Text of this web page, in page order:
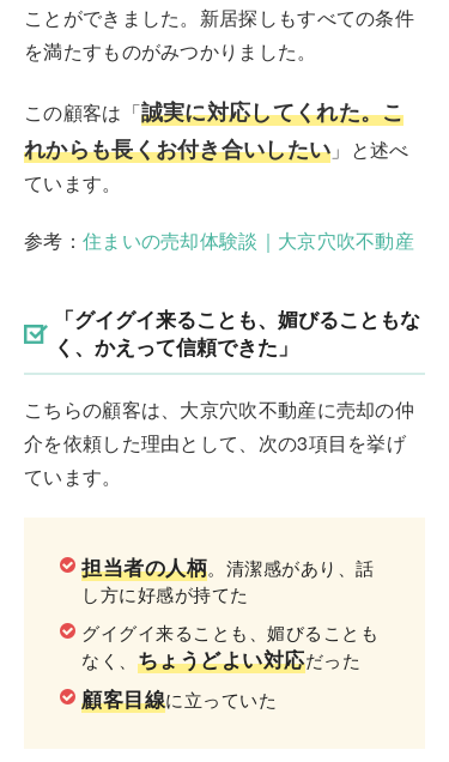
ことができました。新居探しもすべての条件
を満たすものがみつかりました。
この顧客は「誠実に対応してくれた。こ
れからも長くお付き合いしたい 」と述べ
ています。
参考： 住まいの売却体験談｜大京穴吹不動産
「グイグイ来ることも、媚びることもな
く、かえって信頼できた」
こちらの顧客は、大京穴吹不動産に売却の仲
介を依頼した理由として、次の3項目を挙げ
ています。
担当者の人柄。清潔感があり、話
し方に好感が持てた
グイグイ来ることも、媚びることも
なく、 ちょうどよい対応だった
顧客目線に立っていた